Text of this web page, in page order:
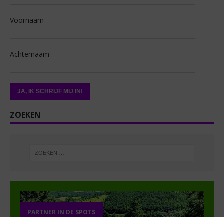
Voornaam
Achternaam
ZOEKEN
PARTNER IN DE SPOTS